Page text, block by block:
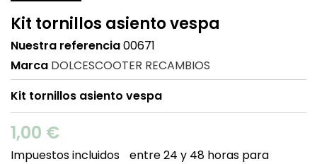
Kit tornillos asiento vespa
Nuestra referencia00671
Marca DOLCESCOOTER RECAMBIOS
Kit tornillos asiento vespa
1,00 €
Impuestos incluidos
entre 24 y 48 horas para